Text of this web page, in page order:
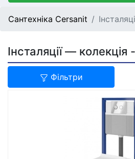
Сантехніка Cersanit
Інсталяції —
Фільтри